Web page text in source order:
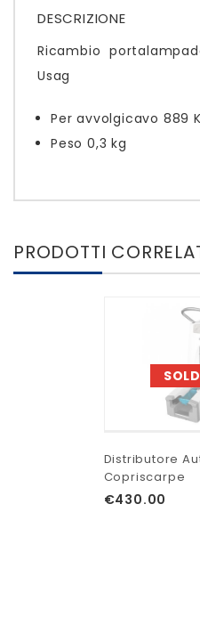
DESCRIZIONE
Ricambio
Usag
Per avvolgicavo 889
Peso 0,3 kg
PRODOTTI
Distributore
Copriscarpe
€430.00